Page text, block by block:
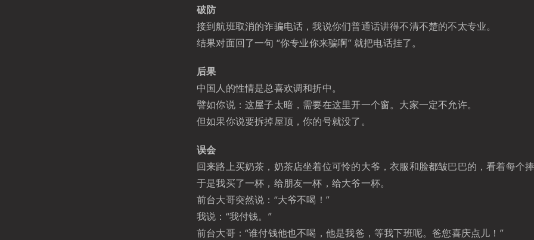
破防
接到航班取消的诈骗电话，我说你们普通话讲得不清不楚的不太专业。
结果对面回了一句 “你专业你来骗啊” 就把电话挂了。
后果
中国人的性情是总喜欢调和折中。
譬如你说：这屋子太暗，需要在这里开一个窗。大家一定不允许。
但如果你说要拆掉屋顶，你的号就没了。
误会
回来路上买奶茶，奶茶店坐着位可怜的大爷，衣服和脸都皱巴巴的，看着每个捧
于是我买了一杯，给朋友一杯，给大爷一杯。
前台大哥突然说：“大爷不喝！”
我说：“我付钱。”
前台大哥：“谁付钱他也不喝，他是我爸，等我下班呢。爸您喜庆点儿！”